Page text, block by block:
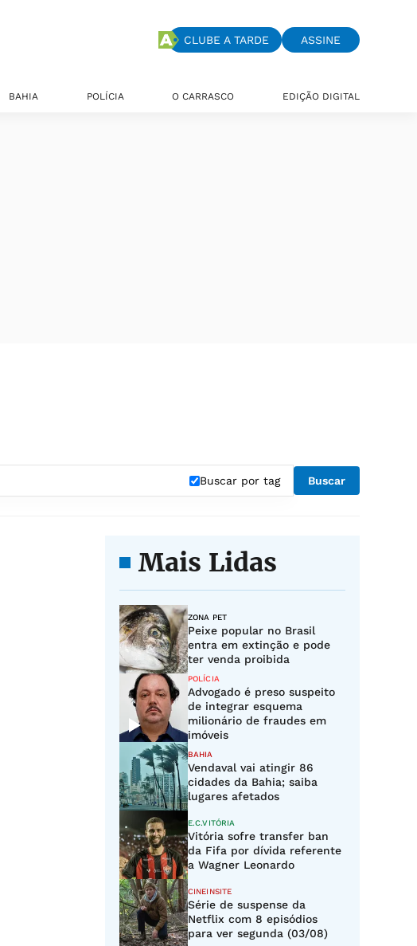
CLUBE A TARDE ASSINE
BAHIA POLÍCIA O CARRASCO EDIÇÃO DIGITAL
Buscar por tag Buscar
Mais Lidas
ZONA PET
Peixe popular no Brasil
entra em extinção e pode
ter venda proibida
POLÍCIA
Advogado é preso suspeito
de integrar esquema
milionário de fraudes em
imóveis
BAHIA
Vendaval vai atingir 86
cidades da Bahia; saiba
lugares afetados
E.C.VITÓRIA
Vitória sofre transfer ban
da Fifa por dívida referente
a Wagner Leonardo
CINEINSITE
Série de suspense da
Netflix com 8 episódios
para ver segunda (03/08)